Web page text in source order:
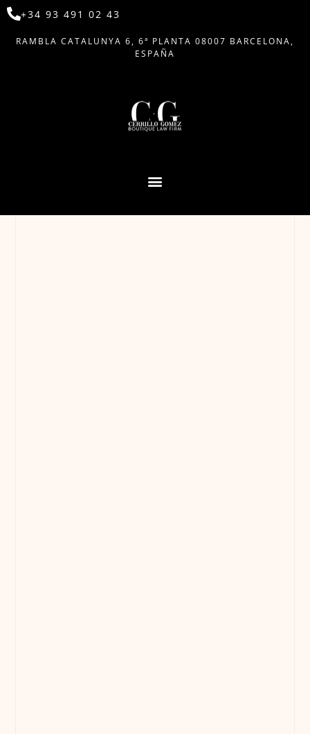
+34 93 491 02 43
RAMBLA CATALUNYA 6, 6ª PLANTA 08007 BARCELONA,
ESPAÑA